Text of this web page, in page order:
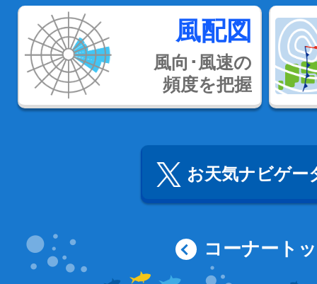
風配図
風向･風速の
頻度を把握
お天気ナビゲー
コーナート